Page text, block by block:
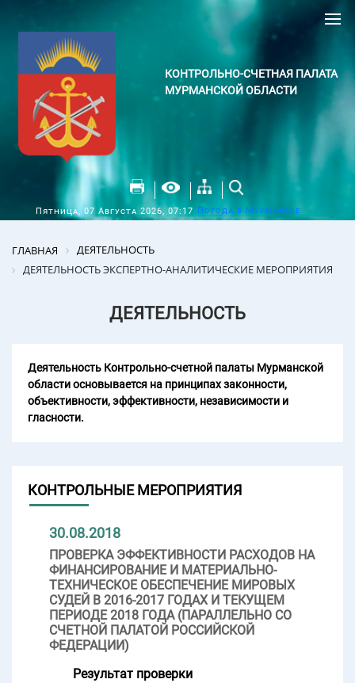
КОНТРОЛЬНО-СЧЕТНАЯ ПАЛАТА
МУРМАНСКОЙ ОБЛАСТИ
Пятница, 07 Августа 2026, 07:17 Погода в Мурманске
ГЛАВНАЯ
ДЕЯТЕЛЬНОСТЬ
ДЕЯТЕЛЬНОСТЬ ЭКСПЕРТНО-АНАЛИТИЧЕСКИЕ МЕРОПРИЯТИЯ
ДЕЯТЕЛЬНОСТЬ
Деятельность Контрольно-счетной палаты Мурманской
области основывается на принципах законности,
объективности, эффективности, независимости и
гласности.
КОНТРОЛЬНЫЕ МЕРОПРИЯТИЯ
30.08.2018
ПРОВЕРКА ЭФФЕКТИВНОСТИ РАСХОДОВ НА
ФИНАНСИРОВАНИЕ И МАТЕРИАЛЬНО-
ТЕХНИЧЕСКОЕ ОБЕСПЕЧЕНИЕ МИРОВЫХ
СУДЕЙ В 2016-2017 ГОДАХ И ТЕКУЩЕМ
ПЕРИОДЕ 2018 ГОДА (ПАРАЛЛЕЛЬНО СО
СЧЕТНОЙ ПАЛАТОЙ РОССИЙСКОЙ
ФЕДЕРАЦИИ)
Результат проверки